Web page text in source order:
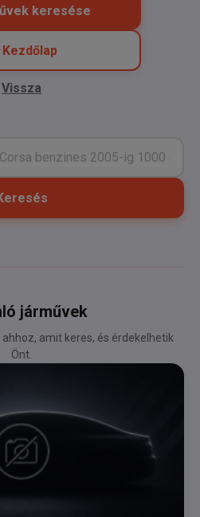
keresése
Kezdőlap
Vissza
járművek
amit keres, és érdekelhetik
Önt.